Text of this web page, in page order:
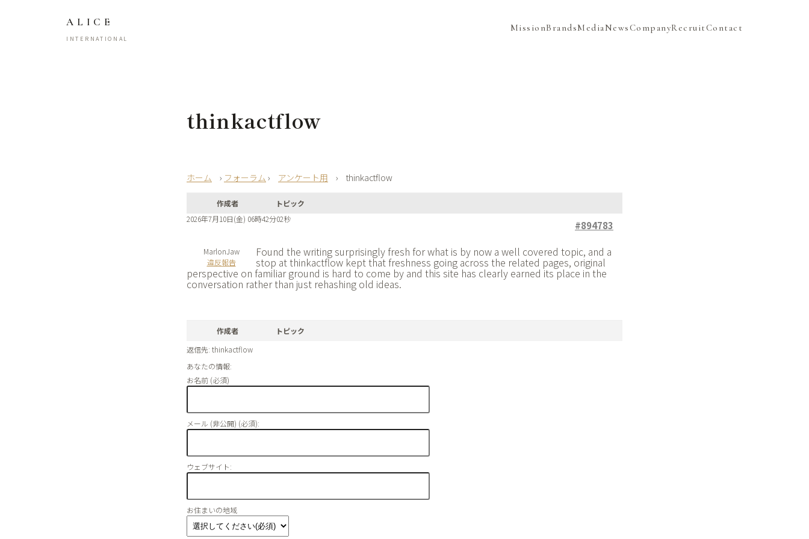
ALICE
INTERNATIONAL
MissionBrandsMediaNewsCompanyRecruitContact
thinkactflow
› フォーラム › アンケート用 › thinkactflow
作成者
トピック
2026年7月10日(金) 06時42分02秒
#894783
MarlonJaw
違反報告
Found the writing surprisingly fresh for what is by now a well covered topic, and a
stop atthinkactflow kept that freshness going across the related pages, original
perspective on familiar ground is hard to come by and this site has clearly earned its place in the
conversation rather than just rehashing old ideas.
作成者
トピック
返信先: thinkactflow
あなたの情報:
お名前 (必須)
メール (非公開) (必須):
ウェブサイト:
お住まいの地域